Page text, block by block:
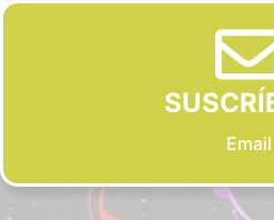
Email